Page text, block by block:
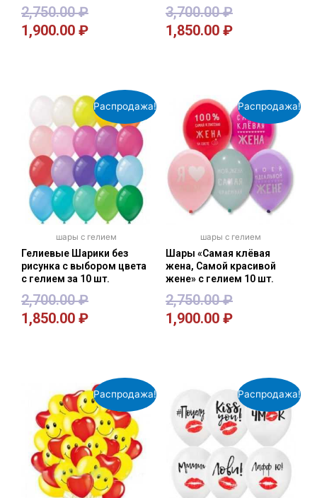
2,750.00₽
1,900.00 ₽
3,700.00₽
1,850.00 ₽
Распродажа!
шары с гелием
Гелиевые Шарики без
рисунка с выбором цвета
с гелием за 10 шт.
2,700.00₽
1,850.00 ₽
Распродажа!
шары с гелием
Шары «Самая клёвая
жена, Самой красивой
жене» с гелием 10 шт.
2,750.00₽
1,900.00 ₽
Распродажа! Распродажа!